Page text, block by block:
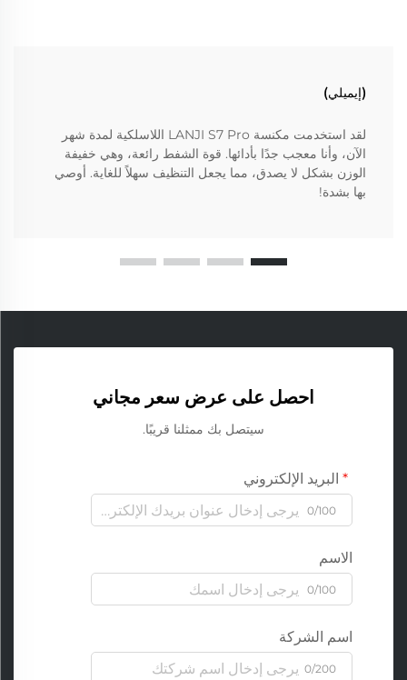
(إيميلي)
لقد استخدمت مكنسة LANJI S7 Pro اللاسلكية لمدة شهر
الآن، وأنا معجب جدًا بأدائها. قوة الشفط رائعة، وهي خفيفة
الوزن بشكل لا يصدق، مما يجعل التنظيف سهلاً للغاية. أوصي
بها بشدة!
احصل على عرض سعر مجاني
سيتصل بك ممثلنا قريبًا.
البريد الإلكتروني
0/100
الاسم
0/100
اسم الشركة
0/200